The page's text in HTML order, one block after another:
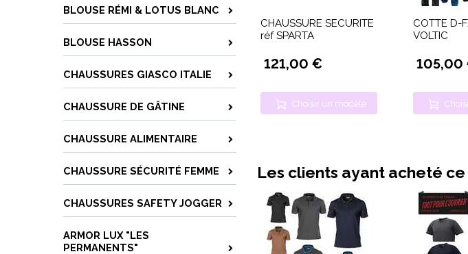
BLOUSE RÉMI & LOTUS BLANC
BLOUSE HASSON
CHAUSSURES GIASCO ITALIE
CHAUSSURE DE GÂTINE
CHAUSSURE ALIMENTAIRE
CHAUSSURE SÉCURITÉ FEMME
CHAUSSURES SAFETY JOGGER
ARMOR LUX "LES
PERMANENTS"
CHAUSSURE SECURITE
réf SPARTA
121,00 €
Choisir un modèle
COTTE D-
VOLTIC
105,00
Les clients ayant acheté